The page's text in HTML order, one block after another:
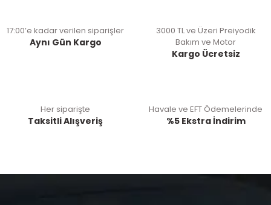
17:00’e kadar verilen siparişler
Aynı Gün Kargo
3000 TL ve Üzeri Preiyodik
Bakım ve Motor
Kargo Ücretsiz
Her siparişte
Taksitli Alışveriş
Havale ve EFT Ödemelerinde
%5 Ekstra İndirim